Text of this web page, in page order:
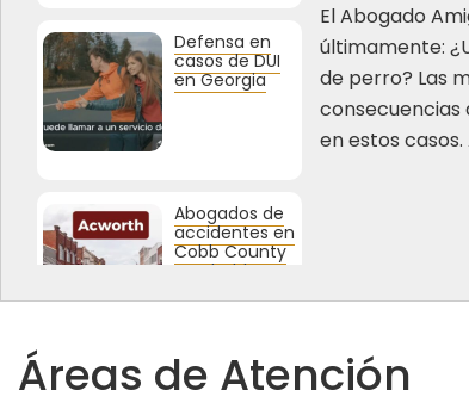
Defensa en
casos de DUI
en Georgia
Abogados de
accidentes en
Cobb County
que hablan tu
Alta
El Abogado
últimamente:
de perro? Las
consecuencias
en estos
Áreas de Atención